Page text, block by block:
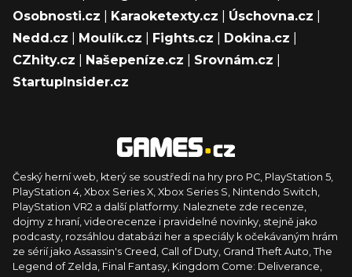
Osobnosti.cz
Karaoketexty.cz Úschovna.cz
Nedd.cz
Moulík.cz Fights.cz Dokina.cz
CZhity.cz
Našepeníze.cz Srovnám.cz
StartupInsider.cz
Český herní web, který se soustředí na hry pro PC, PlayStation 5,
PlayStation 4, Xbox Series X, Xbox Series S, Nintendo Switch,
PlayStation VR2 a další platformy. Naleznete zde recenze,
dojmy z hraní, videorecenze i pravidelné novinky, stejně jako
podcasty, rozsáhlou databázi her a speciály k očekávaným hrám
ze sérií jako Assassin's Creed, Call of Duty, Grand Theft Auto, The
Legend of Zelda, Final Fantasy, Kingdom Come: Deliverance,